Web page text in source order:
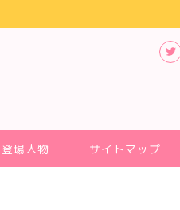
登場人物 サイトマップ